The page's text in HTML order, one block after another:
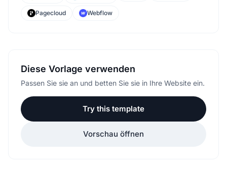
Pagecloud Webflow
Diese Vorlage verwenden
Passen Sie sie an und betten Sie sie in Ihre Website ein.
Try this template
Vorschau öffnen